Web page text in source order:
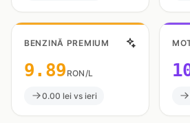
BENZINĂ PREMIUM
9.89 RON/L
0.00 lei vs ieri